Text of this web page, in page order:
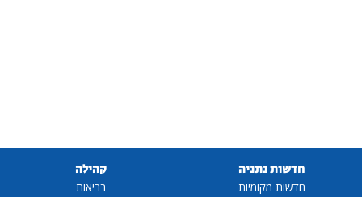
חדשות נתניה
חדשות מקומיות
קהילה
בריאות